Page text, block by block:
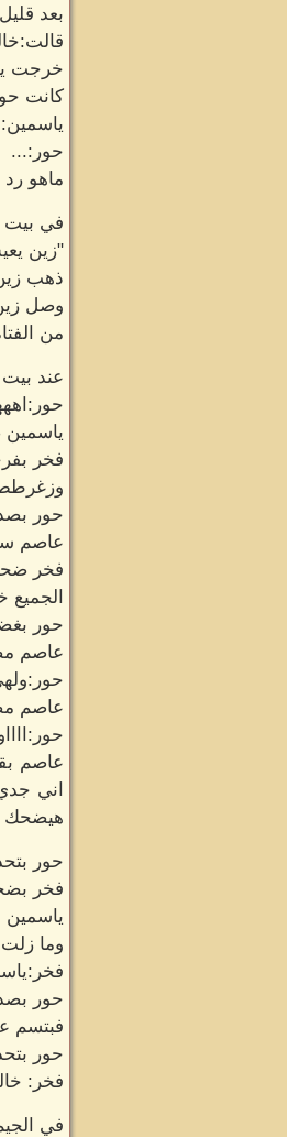
بعد
خرجت
كانت
حور:...
ماهو رد
في بيت
"زين
ذهب
وصل
من
عند
ياسمين
فخر
حور
عاصم
فخر
الجميع
حور
عاصم
عاصم
عاصم
اني
هيضحك
حور
فخر
ياسمين
وما
حور
فبتسم
حور
فخر:
في